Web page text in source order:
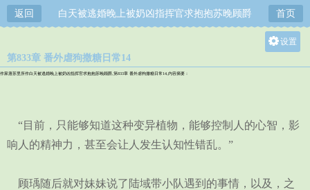
返回 白天被逃婚晚上被奶凶指挥官求抱抱苏晚顾爵 首页
设置
小
第833章 番外虐狗撒糖日常14
作家唐苏里所作白天被逃婚晚上被奶凶指挥官求抱抱苏晚顾爵,第833章 番外虐狗撒糖日常14,内容摘要：
“目前，只能够知道这种变异植物，能够控制人的心智，影
响人的精神力，甚至会让人发生认知性错乱。”
顾瑀随后就对妹妹说了陆域带小队遇到的事情，以及，之